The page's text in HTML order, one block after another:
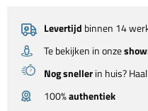
Levertijd binnen 14
Te bekijken in onze
Nog snellerin huis?
100%authentiek